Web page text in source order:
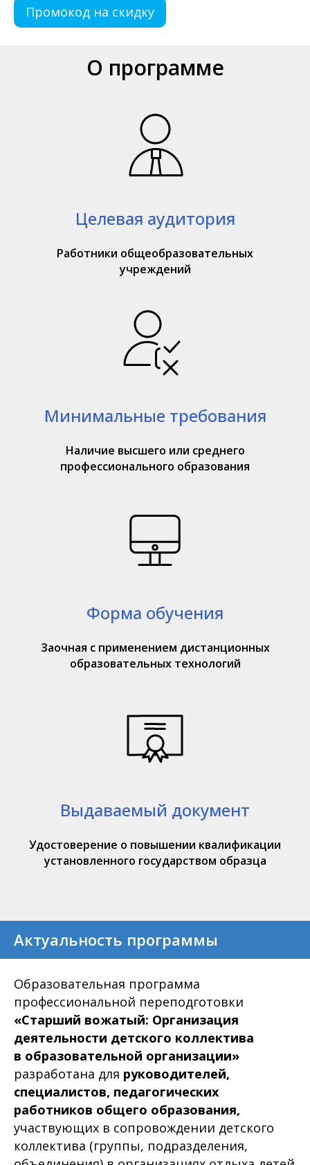
Промокод на скидку
О программе
Целевая аудитория
Работники общеобразовательных
учреждений
Минимальные требования
Наличие высшего или среднего
профессионального образования
Форма обучения
Заочная с применением дистанционных
образовательных технологий
Выдаваемый документ
Удостоверение о повышении квалификации
установленного государством образца
Актуальность программы
Образовательная программа
профессиональной переподготовки
«Старший вожатый: Организация
деятельности детского коллектива
в образовательной организации»
разработана для руководителей,
специалистов, педагогических
работников общего образования,
участвующих в сопровождении детского
коллектива (группы, подразделения,